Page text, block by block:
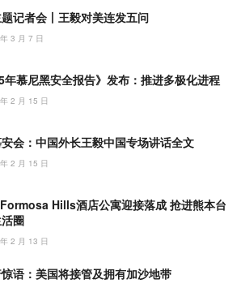
记者会丨王毅对美连发五问
3 月 7 日
年慕尼黑安全报告》发布：推进多极化进程
2 月 15 日
会：中国外长王毅中国专场讲话全文
2 月 15 日
Hills酒店公寓迎接落成 抢进熊本台
圈
2 月 13 日
语：美国将接管及拥有加沙地带